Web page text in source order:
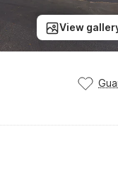
View